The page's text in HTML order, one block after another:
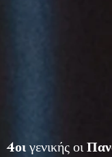
4οιγενικής οι